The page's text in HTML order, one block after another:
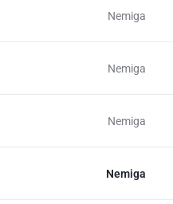
Nemiga
Nemiga
Nemiga
Nemiga